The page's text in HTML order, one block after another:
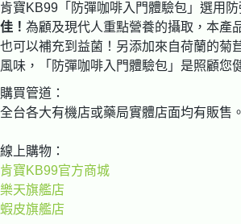
肯寶KB99 「防彈咖啡入門體驗包」選用
佳！ 為顧及現代人重點營養的攝取，本產
也可以補充到益菌！另添加來自荷蘭的菊
風味，「防彈咖啡入門體驗包」是照顧您
購買管道：
全台各大有機店或藥局實體店面均有販售。
線上購物：
肯寶KB99官方商城
樂天旗艦店
蝦皮旗艦店